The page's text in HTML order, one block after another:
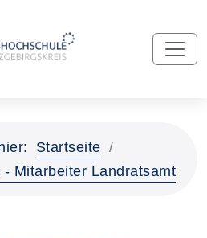
Startseite
- Mitarbeiter Landratsamt